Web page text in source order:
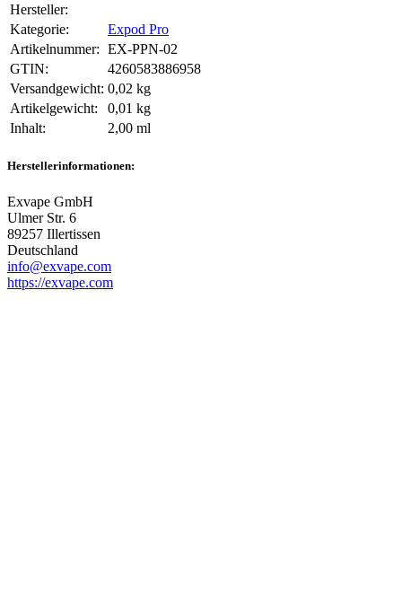
Hersteller:
Kategorie:
Expod Pro
Artikelnummer: EX-PPN-02
GTIN:
4260583886958
Versandgewicht‍: 0,02 kg
Artikelgewicht‍:
0,01 kg
Inhalt‍:
2,00 ml
Herstellerinformationen:
Exvape GmbH
Ulmer Str. 6
89257 Illertissen
Deutschland
info@exvape.com
https://exvape.com